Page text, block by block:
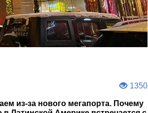
1350
из-за нового мегапорта. Почему